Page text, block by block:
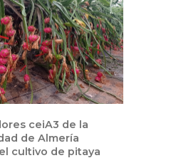
ceiA3 de la
de Almería
cultivo de pitaya